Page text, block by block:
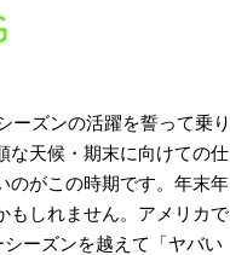
ーズンの活躍を誓って乗り
な天候・期末に向けての仕
のがこの時期です。年末年
もしれません。アメリカで
ーズンを越えて「ヤバい